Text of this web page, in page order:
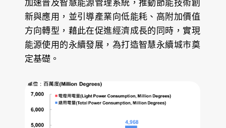
加速普及智慧能源管理系統，推動節能技術創
新與應用，並引導產業向低能耗、高附加價值
方向轉型，藉此在促進經濟成長的同時，實現
能源使用的永續發展，為打造智慧永續城市奠
定基礎。